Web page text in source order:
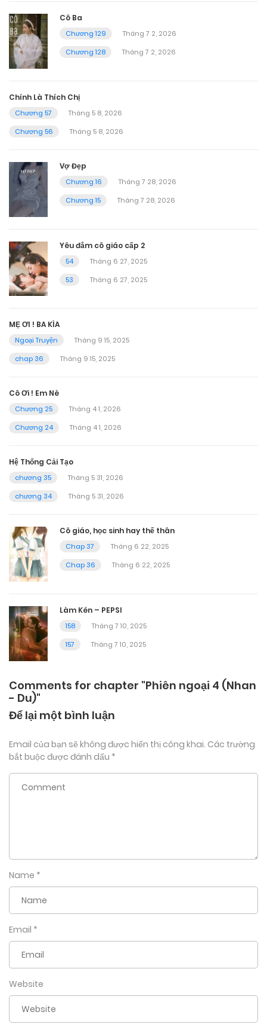
Cô Ba
Chương 129
Tháng 7 2, 2026
Chương 128
Tháng 7 2, 2026
Chính Là Thích Chị
Chương 57
Tháng 5 8, 2026
Chương 56
Tháng 5 8, 2026
Vợ Đẹp
Chương 16
Tháng 7 28, 2026
Chương 15
Tháng 7 28, 2026
Yêu đắm cô giáo cấp 2
54
Tháng 6 27, 2025
53
Tháng 6 27, 2025
MẸ ƠI ! BA KÌA
Ngoại Truyện
Tháng 9 15, 2025
chap 36
Tháng 9 15, 2025
Cô Ơi ! Em Nè
Chương 25
Tháng 4 1, 2026
Chương 24
Tháng 4 1, 2026
Hệ Thống Cải Tạo
chương 35
Tháng 5 31, 2026
chương 34
Tháng 5 31, 2026
Cô giáo, học sinh hay thế thân
Chap 37
Tháng 6 22, 2025
Chap 36
Tháng 6 22, 2025
Làm Kén – PEPSI
158
Tháng 7 10, 2025
157
Tháng 7 10, 2025
Comments for chapter "Phiên ngoại 4 (Nhan
- Du)"
Để lại một bình luận
Email của bạn sẽ không được hiển thị công khai. Các trường
bắt buộc được đánh dấu *
Name *
Email *
Website